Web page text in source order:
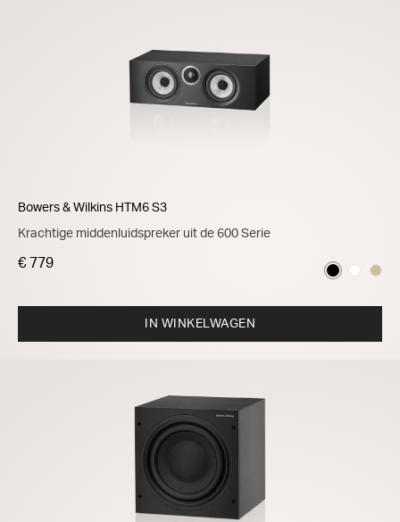
Bowers & Wilkins HTM6 S3
Krachtige middenluidspreker uit de 600 Serie
€ 779
IN WINKELWAGEN